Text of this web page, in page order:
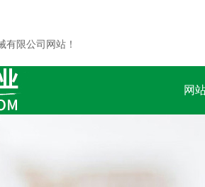
有限公司网站！
网